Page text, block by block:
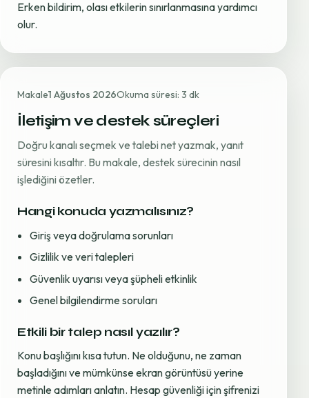
Erken bildirim, olası etkilerin sınırlanmasına yardımcı
olur.
Makale1 Ağustos 2026Okuma süresi: 3 dk
İletişim ve destek süreçleri
Doğru kanalı seçmek ve talebi net yazmak, yanıt
süresini kısaltır. Bu makale, destek sürecinin nasıl
işlediğini özetler.
Hangi konuda yazmalısınız?
Giriş veya doğrulama sorunları
Gizlilik ve veri talepleri
Güvenlik uyarısı veya şüpheli etkinlik
Genel bilgilendirme soruları
Etkili bir talep nasıl yazılır?
Konu başlığını kısa tutun. Ne olduğunu, ne zaman
başladığını ve mümkünse ekran görüntüsü yerine
metinle adımları anlatın. Hesap güvenliği için şifrenizi